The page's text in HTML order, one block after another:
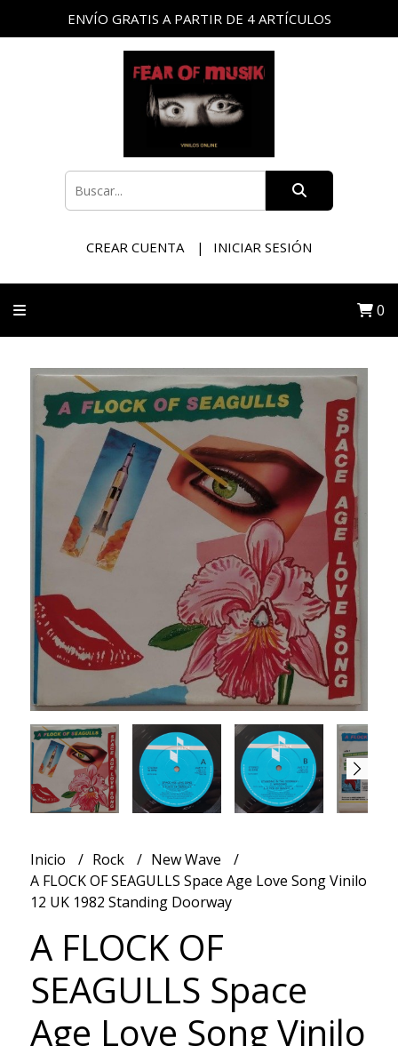
ENVÍO GRATIS A PARTIR DE 4 ARTÍCULOS
CREAR CUENTA INICIAR SESIÓN
0
Inicio Rock
New Wave
A FLOCK OF SEAGULLS Space Age Love Song Vinilo
12 UK 1982 Standing Doorway
A FLOCK OF
SEAGULLS Space
Age Love Song Vinilo